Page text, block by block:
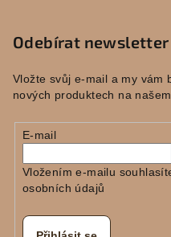
Odebírat newsletter
Vložte svůj e-mail a my vám
nových produktech na
E-mail
Vložením e-mailu
osobních údajů